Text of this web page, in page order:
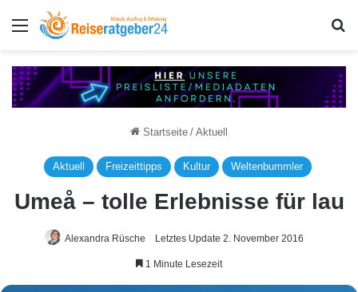
Menü
Startseite / Aktuell
Aktuell Freizeittipps Kultur Weltenbummler
Umeå – tolle Erlebnisse für lau
Alexandra Rüsche Letztes Update 2. November 2016
1 Minute Lesezeit